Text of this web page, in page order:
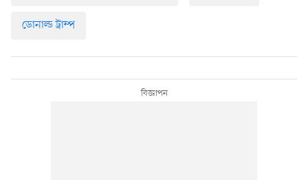
ডোনাল্ড ট্রাম্প